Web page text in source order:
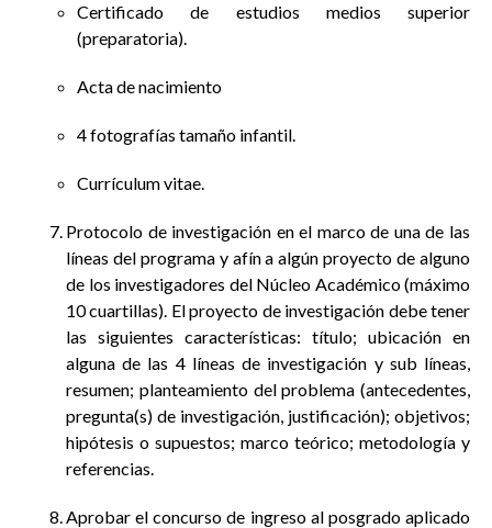
Certificado de estudios medios superior
(preparatoria).
Acta de nacimiento
4 fotografías tamaño infantil.
Currículum vitae.
Protocolo de investigación en el marco de una de las
líneas del programa y afín a algún proyecto de alguno
de los investigadores del Núcleo Académico (máximo
10 cuartillas). El proyecto de investigación debe tener
las siguientes características: título; ubicación en
alguna de las 4 líneas de investigación y sub líneas,
resumen; planteamiento del problema (antecedentes,
pregunta(s) de investigación, justificación); objetivos;
hipótesis o supuestos; marco teórico; metodología y
referencias.
Aprobar el concurso de ingreso al posgrado aplicado